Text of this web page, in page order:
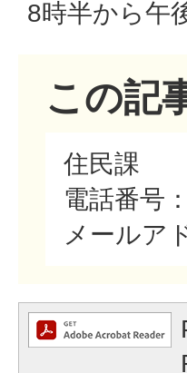
8時半から午
この記
住民課
電話番号：
メールア